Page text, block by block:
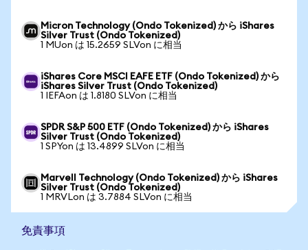
Micron Technology (Ondo Tokenized) から iShares
Silver Trust (Ondo Tokenized)
1 MUon は 15.2659 SLVon に相当
iShares Core MSCI EAFE ETF (Ondo Tokenized) から
iShares Silver Trust (Ondo Tokenized)
1 IEFAon は 1.8180 SLVon に相当
SPDR S&P 500 ETF (Ondo Tokenized) から iShares
Silver Trust (Ondo Tokenized)
1 SPYon は 13.4899 SLVon に相当
Marvell Technology (Ondo Tokenized) から iShares
Silver Trust (Ondo Tokenized)
1 MRVLon は 3.7884 SLVon に相当
免責事項